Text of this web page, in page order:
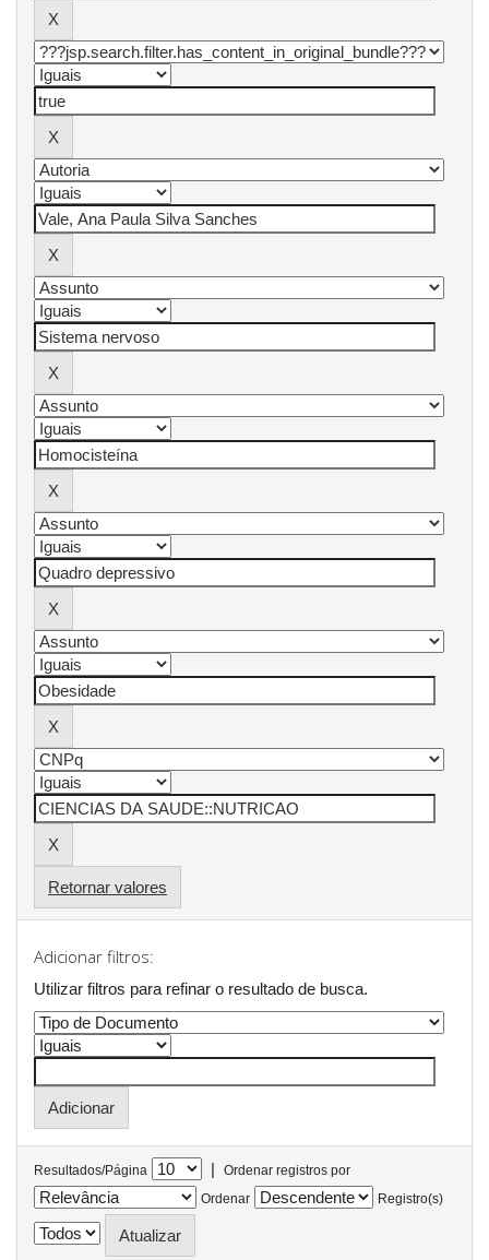
Retornar valores
Adicionar filtros:
Utilizar filtros para refinar o resultado de busca.
Resultados/Página |
Ordenar registros por
Ordenar
Registro(s)